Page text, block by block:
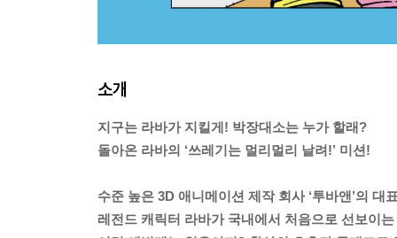
소개
지구는 라바가 지킬게! 박장대소는 누가 할래?
돌아온 라바의 ‘쓰레기는 멀리멀리 날려!’ 미션!
수준 높은 3D 애니메이션 제작 회사 ‘투바앤’의 대
레전드 캐릭터 라바가 국내에서 처음으로 선보이